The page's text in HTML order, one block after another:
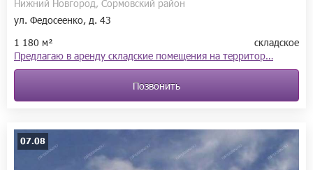
Нижний Новгород, Сормовский район
ул. Федосеенко, д. 43
1 180 м²
складское
Предлагаю в аренду складские помещения на территор…
Позвонить
07.08